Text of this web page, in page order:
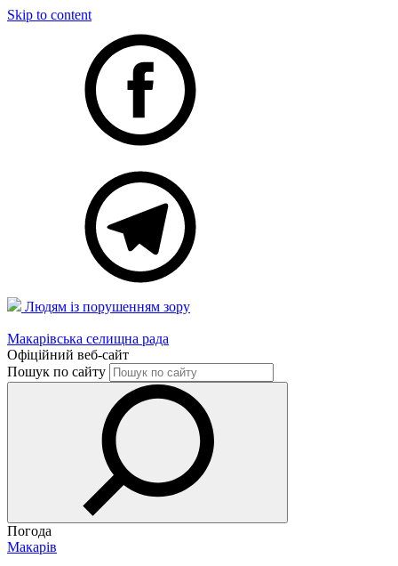
Skip to content
Людям із порушенням зору
Макарівська селищна рада
Офіційний веб-сайт
Пошук по сайту
Погода
Макарів